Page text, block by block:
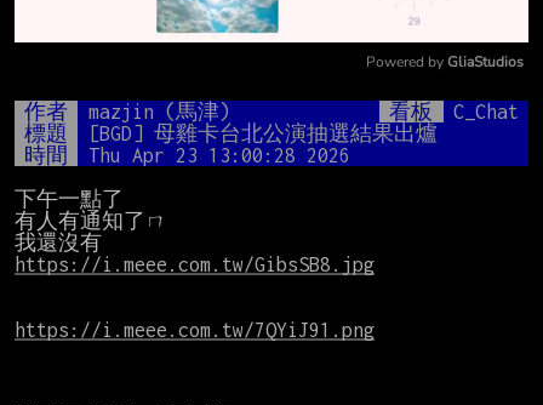
Mute
Powered by GliaStudios
作者 mazjin (馬津) 看板
C_Chat
標題
[BGD] 母雞卡台北公演抽選結果出爐
時間
Thu Apr 23 13:00:28 2026
下午一點了
有人有通知了ㄇ
https://i.meee.com.tw/GibsSB8.jpg
https://i.meee.com.tw/7QYiJ91.png